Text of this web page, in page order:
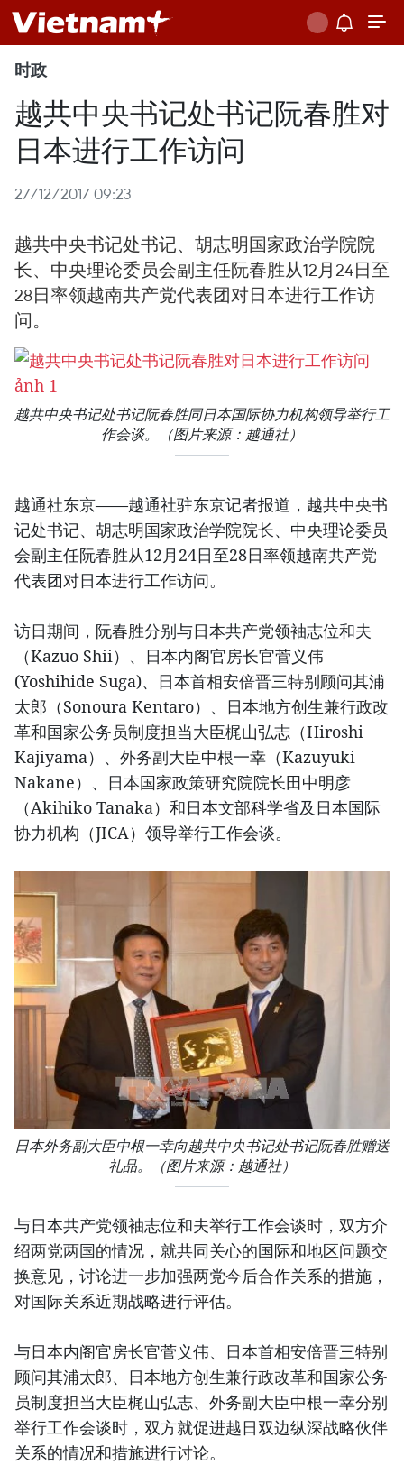
时政
越共中央书记处书记阮春胜对
日本进行工作访问
27/12/2017 09:23
越共中央书记处书记、胡志明国家政治学院院
长、中央理论委员会副主任阮春胜从12月24日至
28日率领越南共产党代表团对日本进行工作访
问。
越共中央书记处书记阮春胜同日本国际协力机构领导举行工
作会谈。（图片来源：越通社）
越通社东京——越通社驻东京记者报道，越共中央书
记处书记、胡志明国家政治学院院长、中央理论委员
会副主任阮春胜从12月24日至28日率领越南共产党
代表团对日本进行工作访问。
访日期间，阮春胜分别与日本共产党领袖志位和夫
（Kazuo Shii）、日本内阁官房长官菅义伟
(Yoshihide Suga)、日本首相安倍晋三特别顾问其浦
太郎（Sonoura Kentaro）、日本地方创生兼行政改
革和国家公务员制度担当大臣梶山弘志（Hiroshi
Kajiyama）、外务副大臣中根一幸（Kazuyuki
Nakane）、日本国家政策研究院院长田中明彦
（Akihiko Tanaka）和日本文部科学省及日本国际
协力机构（JICA）领导举行工作会谈。
日本外务副大臣中根一幸向越共中央书记处书记阮春胜赠送
礼品。（图片来源：越通社）
与日本共产党领袖志位和夫举行工作会谈时，双方介
绍两党两国的情况，就共同关心的国际和地区问题交
换意见，讨论进一步加强两党今后合作关系的措施，
对国际关系近期战略进行评估。
与日本内阁官房长官菅义伟、日本首相安倍晋三特别
顾问其浦太郎、日本地方创生兼行政改革和国家公务
员制度担当大臣梶山弘志、外务副大臣中根一幸分别
举行工作会谈时，双方就促进越日双边纵深战略伙伴
关系的情况和措施进行讨论。